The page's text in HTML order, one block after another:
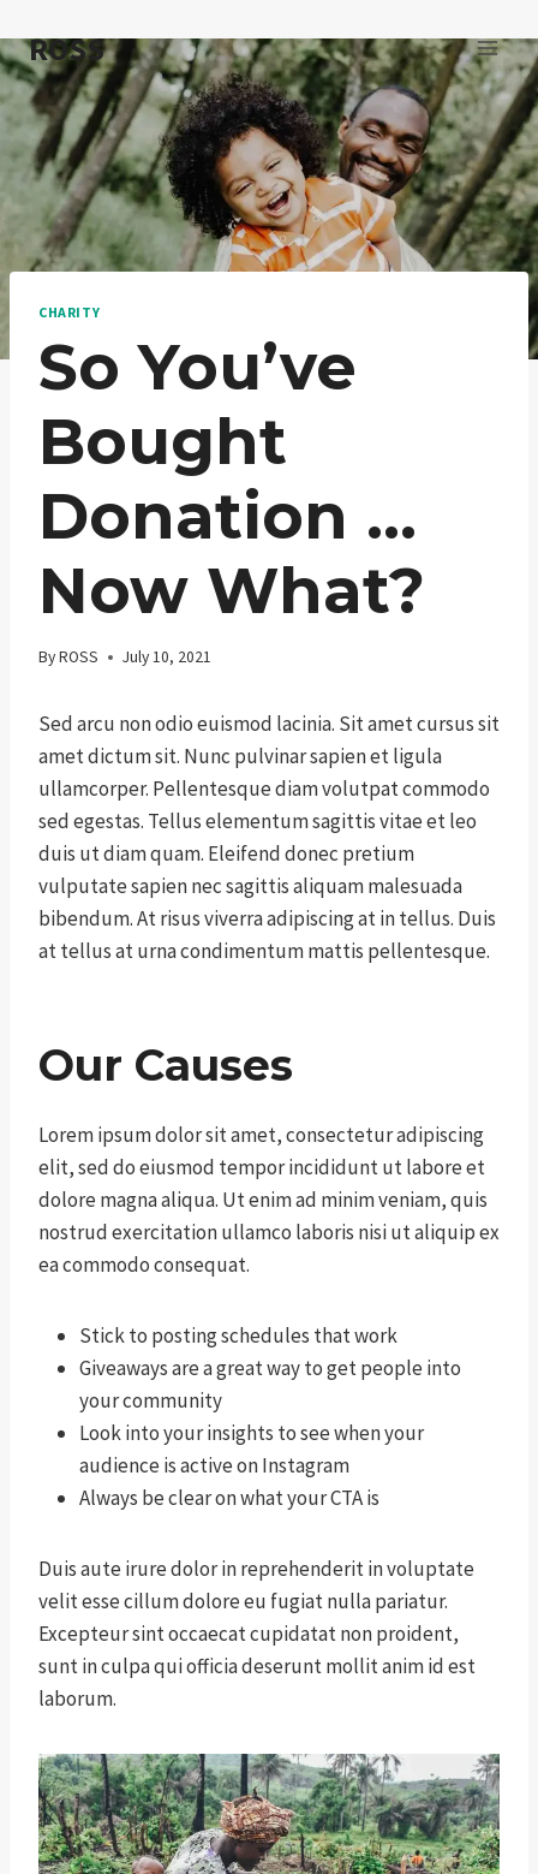
to
content
ROSS
CHARITY
So You’ve
Bought
Donation …
Now What?
ByROSS July 10, 2021
Sed arcu non odio euismod lacinia. Sit amet cursus sit
amet dictum sit. Nunc pulvinar sapien et ligula
ullamcorper. Pellentesque diam volutpat commodo
sed egestas. Tellus elementum sagittis vitae et leo
duis ut diam quam. Eleifend donec pretium
vulputate sapien nec sagittis aliquam malesuada
bibendum. At risus viverra adipiscing at in tellus. Duis
at tellus at urna condimentum mattis pellentesque.
Our Causes
Lorem ipsum dolor sit amet, consectetur adipiscing
elit, sed do eiusmod tempor incididunt ut labore et
dolore magna aliqua. Ut enim ad minim veniam, quis
nostrud exercitation ullamco laboris nisi ut aliquip ex
ea commodo consequat.
Stick to posting schedules that work
Giveaways are a great way to get people into
your community
Look into your insights to see when your
audience is active on Instagram
Always be clear on what your CTA is
Duis aute irure dolor in reprehenderit in voluptate
velit esse cillum dolore eu fugiat nulla pariatur.
Excepteur sint occaecat cupidatat non proident,
sunt in culpa qui officia deserunt mollit anim id est
laborum.